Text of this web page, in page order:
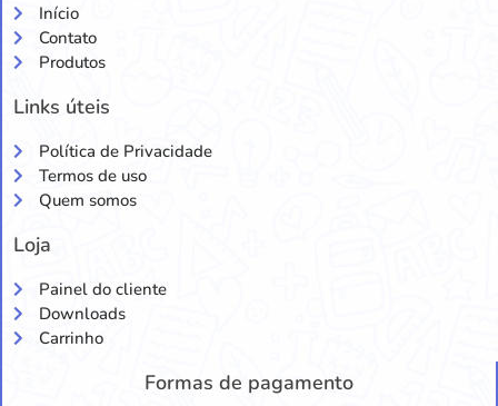
Início
Contato
Produtos
Links úteis
Política de Privacidade
Termos de uso
Quem somos
Loja
Painel do cliente
Downloads
Carrinho
Formas de pagamento